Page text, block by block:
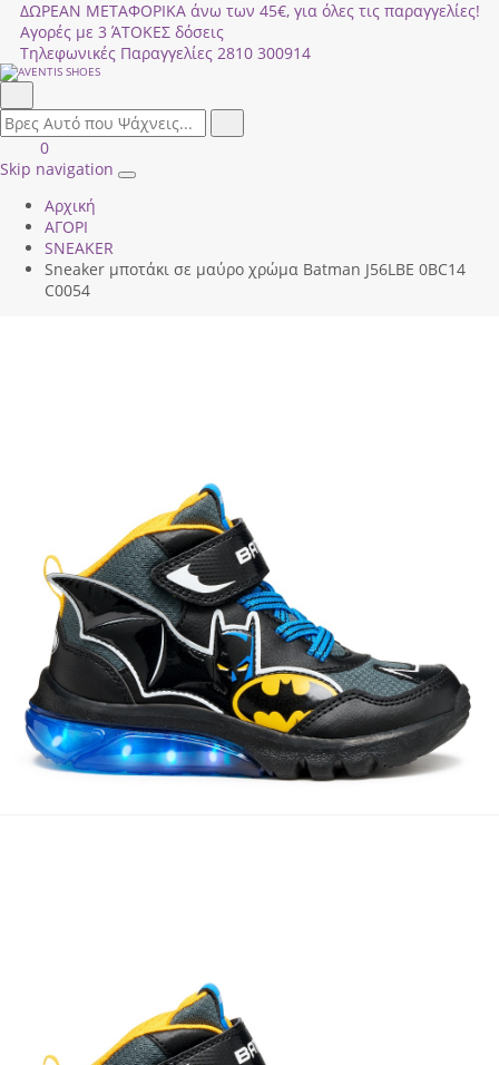
ΔΩΡΕΑΝ ΜΕΤΑΦΟΡΙΚΑ άνω των 45€, για όλες τις παραγγελίες!
Αγορές με 3 ΆΤΟΚΕΣ δόσεις
Τηλεφωνικές Παραγγελίες 2810 300914
field.search
Είσοδος
|
ΚΑΛΑΘΙ
ΑΓΟΡΩΝ
0
Skip navigation
Toggle
Αρχική
ΑΓΟΡΙ
SNEAKER
Sneaker μποτάκι σε μαύρο χρώμα Batman J56LΒΕ 0ΒC14
C0054